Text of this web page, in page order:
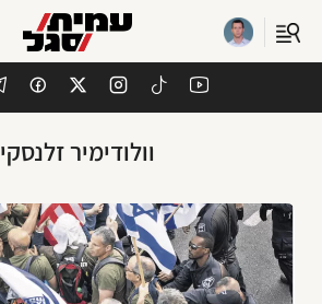
וולודימיר זלנסקי